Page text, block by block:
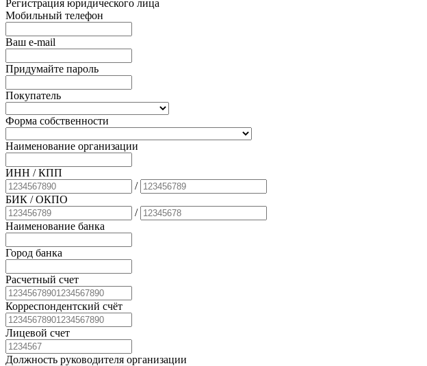
Регистрация юридического лица
Мобильный телефон
Ваш e-mail
Придумайте пароль
Покупатель
Форма собственности
Наименование организации
ИНН / КПП
/
БИК / ОКПО
/
Наименование банка
Город банка
Расчетный счет
Корреспондентский счёт
Лицевой счет
Должность руководителя организации